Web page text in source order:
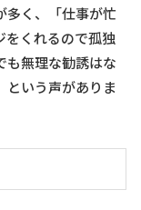
多く、「仕事が忙
をくれるので孤独
も無理な勧誘はな
という声がありま